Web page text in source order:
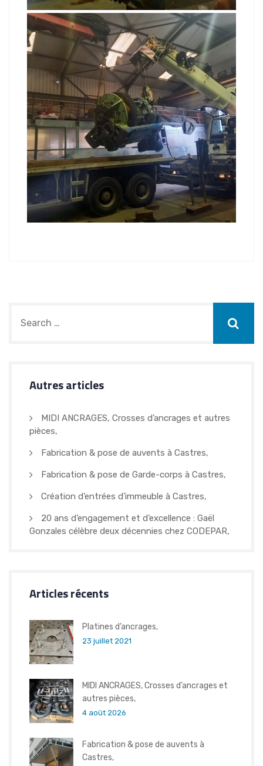
Autres articles
MIDI ANCRAGES, Crosses d’ancrages et autres
pièces,
Fabrication & pose de auvents à Castres,
Fabrication & pose de Garde-corps à Castres,
Création d’entrées d’immeuble à Castres,
20 ans d’engagement et d’excellence : Gaël
Gonzales célèbre deux décennies chez CODEPAR,
Articles récents
Platines d’ancrages,
23 juillet 2021
MIDI ANCRAGES, Crosses d’ancrages et
autres pièces,
4 août 2026
Fabrication & pose de auvents à
Castres,